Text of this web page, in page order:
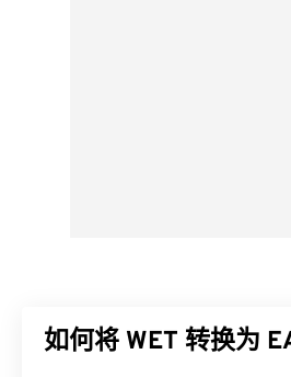
如何将 WET 转换为